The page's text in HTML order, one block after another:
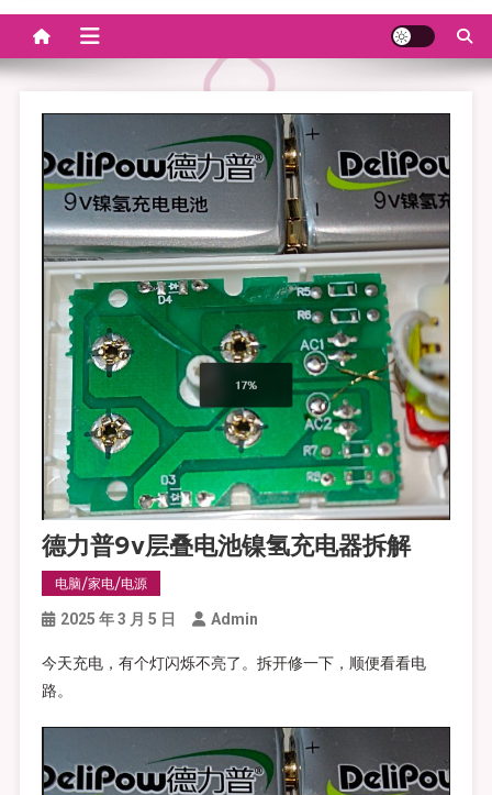
德力普9v层叠电池镍氢充电器拆解
电脑/家电/电源
2025 年 3 月 5 日 Admin
今天充电，有个灯闪烁不亮了。拆开修一下，顺便看看电
路。